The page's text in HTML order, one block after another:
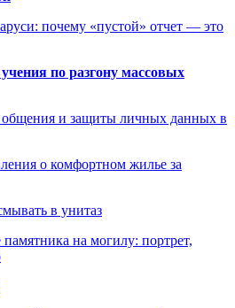
почему «пустой» отчет — это
по разгону массовых
и защиты личных данных в
о комфортном жилье за
в унитаз
на могилу: портрет,